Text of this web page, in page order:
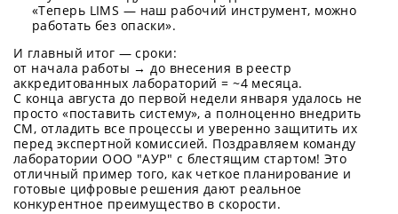
«Теперь LIMS — наш рабочий инструмент, можно
работать без опаски».
И главный итог — сроки:
от начала работы → до внесения в реестр
аккредитованных лабораторий = ~4 месяца.
С конца августа до первой недели января удалось не
просто «поставить систему», а полноценно внедрить
СМ, отладить все процессы и уверенно защитить их
перед экспертной комиссией. Поздравляем команду
лаборатории ООО "АУР" с блестящим стартом! Это
отличный пример того, как четкое планирование и
готовые цифровые решения дают реальное
конкурентное преимущество в скорости.